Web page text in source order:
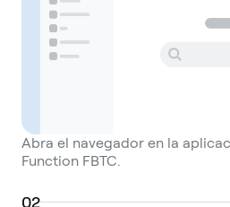
Abra el navegador en la
Function FBTC.
02